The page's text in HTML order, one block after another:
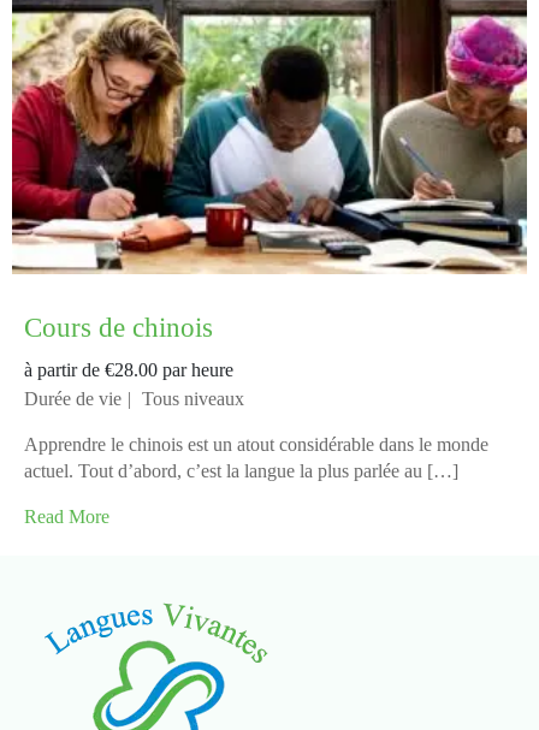
Cours de chinois
à partir de €28.00 par heure
Durée de vie
Tous niveaux
Apprendre le chinois est un atout considérable dans le monde
actuel. Tout d’abord, c’est la langue la plus parlée au […]
Read More